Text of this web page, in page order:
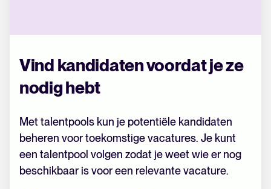
Vind kandidaten voordat je ze
nodig hebt
Met talentpools kun je potentiële kandidaten
beheren voor toekomstige vacatures. Je kunt
een talentpool volgen zodat je weet wie er nog
beschikbaar is voor een relevante vacature.